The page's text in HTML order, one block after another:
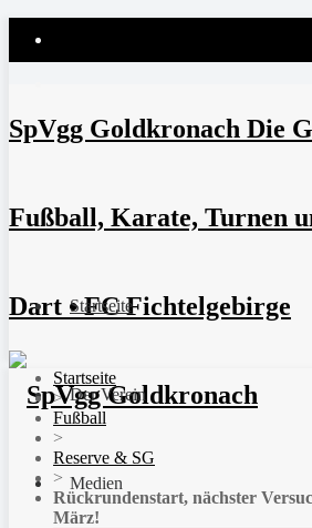
SpVgg Goldkronach Die
Fußball, Karate, Turnen
Dart • FC Fichtelgebirge
Startseite
Der Verein
Medien
Startseite
>
Fußball
>
Reserve & SG
>
Rückrundenstart, nächster
März!